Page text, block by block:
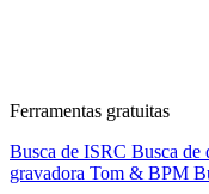
Ferramentas gratuitas
Busca de ISRC Busca de
gravadora Tom & BPM